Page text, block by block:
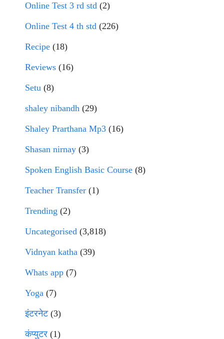
Online Test 3 rd std (2)
Online Test 4 th std (226)
Recipe (18)
Reviews (16)
Setu (8)
shaley nibandh (29)
Shaley Prarthana Mp3 (16)
Shasan nirnay (3)
Spoken English Basic Course (8)
Teacher Transfer (1)
Trending (2)
Uncategorised (3,818)
Vidnyan katha (39)
Whats app (7)
Yoga (7)
इंटरनेट(3)
कंप्युटर (1)